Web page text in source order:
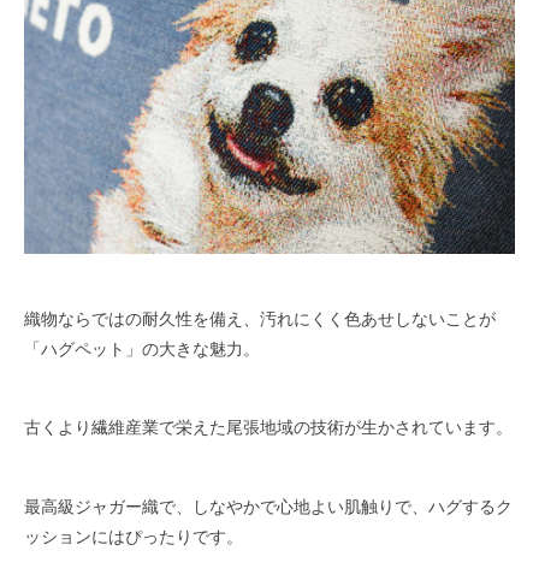
織物ならではの耐久性を備え、汚れにくく色あせしないことが
「ハグペット」の大きな魅力。
古くより繊維産業で栄えた尾張地域の技術が生かされています。
最高級ジャガー織で、しなやかで心地よい肌触りで、ハグするク
ッションにはぴったりです。